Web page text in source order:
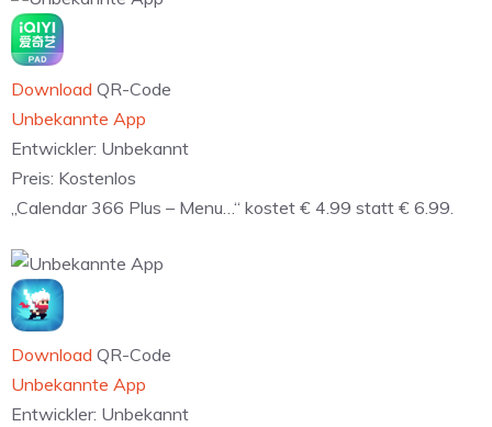
Download QR-Code
Unbekannte App
Entwickler: Unbekannt
Preis: Kostenlos
„Calendar 366 Plus – Menu…“ kostet € 4.99 statt € 6.99.
Download QR-Code
Unbekannte App
Entwickler: Unbekannt